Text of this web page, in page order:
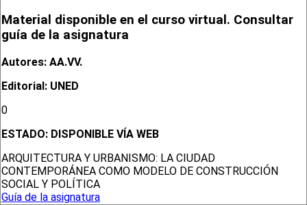
Material disponible en el curso virtual. Consultar
guía de la asignatura
Autores: AA.VV.
Editorial: UNED
0
ESTADO: DISPONIBLE VÍA WEB
ARQUITECTURA Y URBANISMO: LA CIUDAD
CONTEMPORÁNEA COMO MODELO DE CONSTRUCCIÓN
SOCIAL Y POLÍTICA
Guía de la asignatura